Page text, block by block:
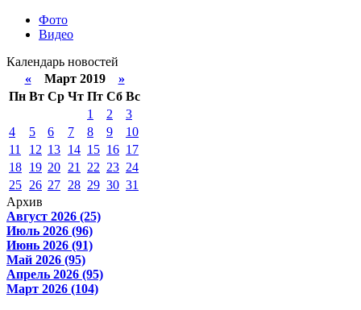
Фото
Видео
Календарь новостей
«Март 2019 »
Пн Вт Ср Чт Пт Сб Вс
1
2
3
4
5 6 7 8 9
10
11
12 13 14 15 16 17
18 19 20 21 22 23 24
25 26 27 28 29 30 31
Архив
Август 2026 (25)
Июль 2026 (96)
Июнь 2026 (91)
Май 2026 (95)
Апрель 2026 (95)
Март 2026 (104)